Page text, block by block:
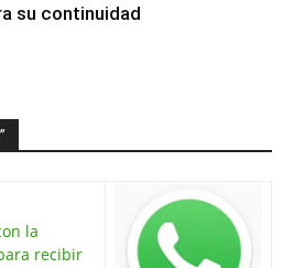
su continuidad
la
recibir